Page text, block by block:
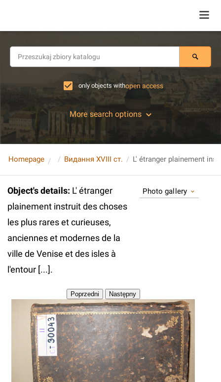
only objects withopen access
More search options
Homepage Видання XVIII ст.
Object's details: L' étranger
plainement instruit des choses
les plus rares et curieuses,
anciennes et modernes de la
ville de Venise et des isles à
l'entour [...].
Photo gallery